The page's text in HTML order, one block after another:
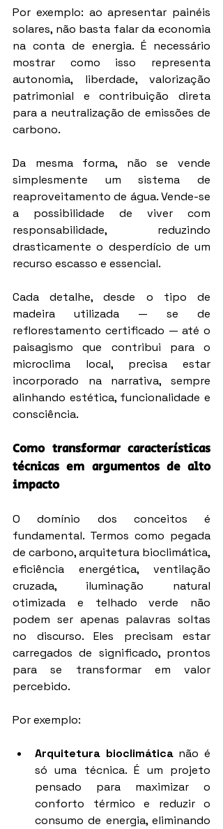
Por exemplo: ao apresentar painéis
solares, não basta falar da economia
na conta de energia. É necessário
mostrar como isso representa
autonomia, liberdade, valorização
patrimonial e contribuição direta
para a neutralização de emissões de
carbono.
Da mesma forma, não se vende
simplesmente um sistema de
reaproveitamento de água. Vende-se
a possibilidade de viver com
responsabilidade, reduzindo
drasticamente o desperdício de um
recurso escasso e essencial.
Cada detalhe, desde o tipo de
madeira utilizada — se de
reflorestamento certificado — até o
paisagismo que contribui para o
microclima local, precisa estar
incorporado na narrativa, sempre
alinhando estética, funcionalidade e
consciência.
Como transformar características
técnicas em argumentos de alto
impacto
O domínio dos conceitos é
fundamental. Termos como pegada
de carbono, arquitetura bioclimática,
eficiência energética, ventilação
cruzada, iluminação natural
otimizada e telhado verde não
podem ser apenas palavras soltas
no discurso. Eles precisam estar
carregados de significado, prontos
para se transformar em valor
percebido.
Por exemplo:
Arquitetura bioclimática não é
só uma técnica. É um projeto
pensado para maximizar o
conforto térmico e reduzir o
consumo de energia, eliminando